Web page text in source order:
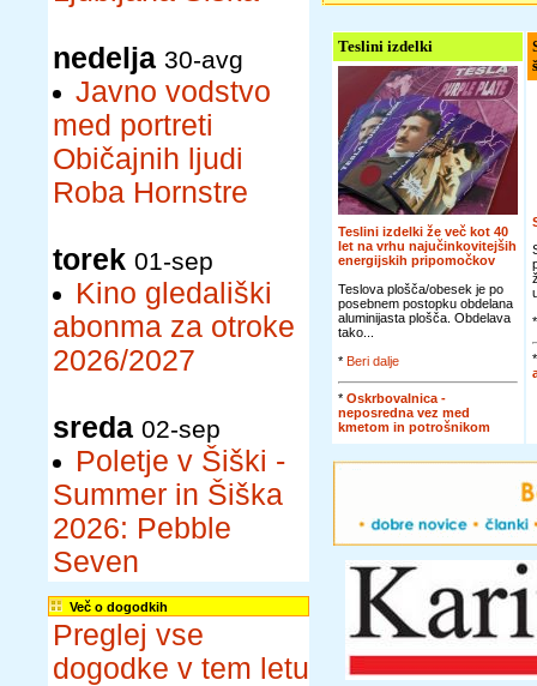
nedelja 30-avg
Javno vodstvo
med portreti
Običajnih ljudi
Roba Hornstre
torek 01-sep
Kino gledališki
abonma za otroke
2026/2027
sreda 02-sep
Poletje v Šiški -
Summer in Šiška
2026: Pebble
Seven
Več o dogodkih
Preglej vse
dogodke v tem letu
Teslini izdelki
Teslini izdelki že več kot 40
let na vrhu najučinkovitejših
energijskih pripomočkov
Teslova plošča/obesek je po
posebnem postopku obdelana
aluminijasta plošča. Obdelava
tako...
* Beri dalje
* Oskrbovalnica -
neposredna vez med
kmetom in potrošnikom